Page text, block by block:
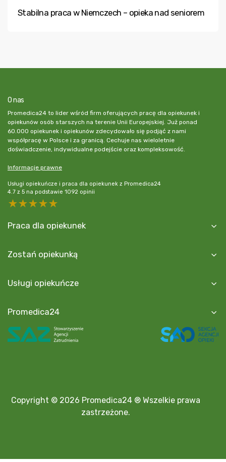
Stabilna praca w Niemczech – opieka nad seniorem
O nas
Promedica24 to lider wśród firm oferujących pracę dla opiekunek i
opiekunów osób starszych na terenie Unii Europejskiej. Już ponad
60.000 opiekunek i opiekunów zdecydowało się podjąć z nami
współpracę w Polsce i za granicą. Cechuje nas wieloletnie
doświadczenie, indywidualne podejście oraz kompleksowość.
Informacje prawne
Usługi opiekuńcze i praca dla opiekunek z Promedica24
4.7 z 5 na podstawie 1092 opinii
5 stars
4 stars
3 stars
2 stars
Praca dla opiekunek
Zostań opiekunką
Usługi opiekuńcze
Promedica24
Copyright © 2026 Promedica24 ® Wszelkie prawa
zastrzeżone.